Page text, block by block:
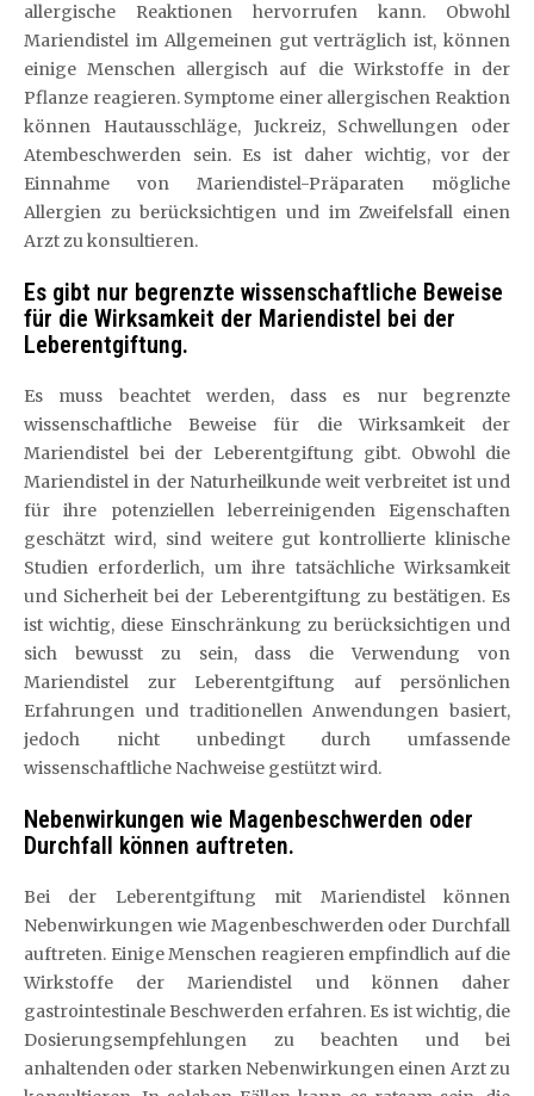
allergische Reaktionen hervorrufen kann. Obwohl
Mariendistel im Allgemeinen gut verträglich ist, können
einige Menschen allergisch auf die Wirkstoffe in der
Pflanze reagieren. Symptome einer allergischen Reaktion
können Hautausschläge, Juckreiz, Schwellungen oder
Atembeschwerden sein. Es ist daher wichtig, vor der
Einnahme von Mariendistel-Präparaten mögliche
Allergien zu berücksichtigen und im Zweifelsfall einen
Arzt zu konsultieren.
Es gibt nur begrenzte wissenschaftliche Beweise
für die Wirksamkeit der Mariendistel bei der
Leberentgiftung.
Es muss beachtet werden, dass es nur begrenzte
wissenschaftliche Beweise für die Wirksamkeit der
Mariendistel bei der Leberentgiftung gibt. Obwohl die
Mariendistel in der Naturheilkunde weit verbreitet ist und
für ihre potenziellen leberreinigenden Eigenschaften
geschätzt wird, sind weitere gut kontrollierte klinische
Studien erforderlich, um ihre tatsächliche Wirksamkeit
und Sicherheit bei der Leberentgiftung zu bestätigen. Es
ist wichtig, diese Einschränkung zu berücksichtigen und
sich bewusst zu sein, dass die Verwendung von
Mariendistel zur Leberentgiftung auf persönlichen
Erfahrungen und traditionellen Anwendungen basiert,
jedoch nicht unbedingt durch umfassende
wissenschaftliche Nachweise gestützt wird.
Nebenwirkungen wie Magenbeschwerden oder
Durchfall können auftreten.
Bei der Leberentgiftung mit Mariendistel können
Nebenwirkungen wie Magenbeschwerden oder Durchfall
auftreten. Einige Menschen reagieren empfindlich auf die
Wirkstoffe der Mariendistel und können daher
gastrointestinale Beschwerden erfahren. Es ist wichtig, die
Dosierungsempfehlungen zu beachten und bei
anhaltenden oder starken Nebenwirkungen einen Arzt zu